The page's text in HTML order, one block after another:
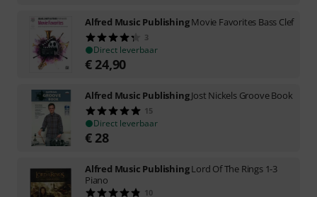
Alfred Music PublishingMovie Favorites Bass Clef
3
Direct leverbaar
€ 24,90
Alfred Music PublishingJost Nickels Groove Book
15
Direct leverbaar
€ 28
Alfred Music PublishingLord Of The Rings 1-3
Piano
10